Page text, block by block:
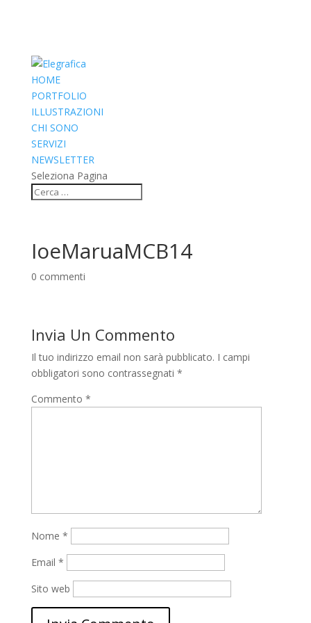
HOME
PORTFOLIO
ILLUSTRAZIONI
CHI SONO
SERVIZI
NEWSLETTER
Seleziona Pagina
IoeMaruaMCB14
0 commenti
Invia Un Commento
Il tuo indirizzo email non sarà pubblicato. I campi
obbligatori sono contrassegnati *
Commento *
Nome *
Email *
Sito web